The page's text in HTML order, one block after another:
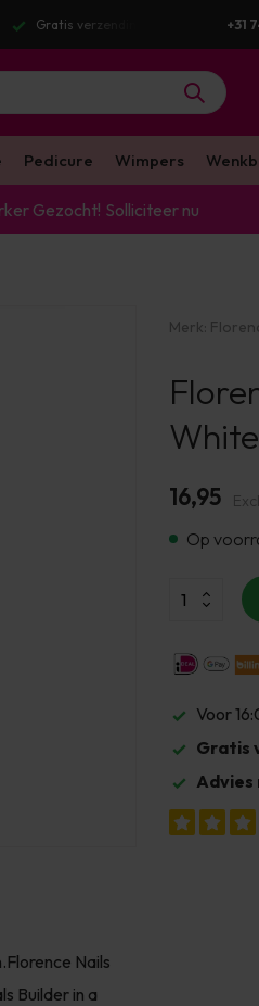
besteld? Dezelfde werkdag +31
Pedicure Wimpers
Gezocht! Solliciteer nu
Nails
Builder in a
Merk:
16,95
Op
Voor
Gratis
Advies